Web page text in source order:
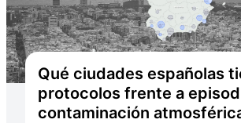
Qué ciudades españolas
protocolos frente a
contaminación